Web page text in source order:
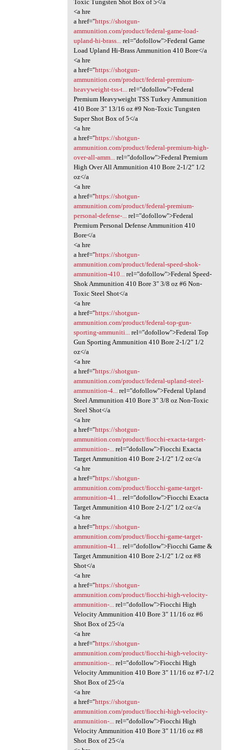
Toxic Tungsten Shot Box of 5</a
<a hre
a href="https://shotgun-
ammunition.com/product/federal-game-load-
upland-hi-brass...rel="dofollow">Federal Game
Load Upland Hi-Brass Ammunition 410 Bore</a
<a hre
a href="https://shotgun-
ammunition.com/product/federal-premium-
heavyweight-tss-t...rel="dofollow">Federal
Premium Heavyweight TSS Turkey Ammunition
410 Bore 3″ 13/16 oz #9 Non-Toxic Tungsten
Super Shot Box of 5</a
<a hre
a href="https://shotgun-
ammunition.com/product/federal-premium-high-
over-all-amm...rel="dofollow">Federal Premium
High Over All Ammunition 410 Bore 2-1/2″ 1/2
oz</a
<a hre
a href="https://shotgun-
ammunition.com/product/federal-premium-
personal-defense-...rel="dofollow">Federal
Premium Personal Defense Ammunition 410
Bore</a
<a hre
a href="https://shotgun-
ammunition.com/product/federal-speed-shok-
ammunition-410...rel="dofollow">Federal Speed-
Shok Ammunition 410 Bore 3″ 3/8 oz #6 Non-
Toxic Steel Shot</a
<a hre
a href="https://shotgun-
ammunition.com/product/federal-top-gun-
sporting-ammuniti...rel="dofollow">Federal Top
Gun Sporting Ammunition 410 Bore 2-1/2″ 1/2
oz</a
<a hre
a href="https://shotgun-
ammunition.com/product/federal-upland-steel-
ammunition-4...rel="dofollow">Federal Upland
Steel Ammunition 410 Bore 3″ 3/8 oz Non-Toxic
Steel Shot</a
<a hre
a href="https://shotgun-
ammunition.com/product/fiocchi-exacta-target-
ammunition-...rel="dofollow">Fiocchi Exacta
Target Ammunition 410 Bore 2-1/2″ 1/2 oz</a
<a hre
a href="https://shotgun-
ammunition.com/product/fiocchi-game-target-
ammunition-41...rel="dofollow">Fiocchi Exacta
Target Ammunition 410 Bore 2-1/2″ 1/2 oz</a
<a hre
a href="https://shotgun-
ammunition.com/product/fiocchi-game-target-
ammunition-41...rel="dofollow">Fiocchi Game &
Target Ammunition 410 Bore 2-1/2″ 1/2 oz #8
Shot</a
<a hre
a href="https://shotgun-
ammunition.com/product/fiocchi-high-velocity-
ammunition-...rel="dofollow">Fiocchi High
Velocity Ammunition 410 Bore 3″ 11/16 oz #6
Shot Box of 25</a
<a hre
a href="https://shotgun-
ammunition.com/product/fiocchi-high-velocity-
ammunition-...rel="dofollow">Fiocchi High
Velocity Ammunition 410 Bore 3″ 11/16 oz #7-1/2
Shot Box of 25</a
<a hre
a href="https://shotgun-
ammunition.com/product/fiocchi-high-velocity-
ammunition-...rel="dofollow">Fiocchi High
Velocity Ammunition 410 Bore 3″ 11/16 oz #8
Shot Box of 25</a